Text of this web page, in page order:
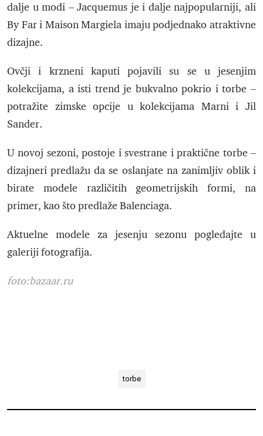
dalje u modi – Jacquemus je i dalje najpopularniji, ali
By Far i Maison Margiela imaju podjednako atraktivne
dizajne.
Ovčji i krzneni kaputi pojavili su se u jesenjim
kolekcijama, a isti trend je bukvalno pokrio i torbe –
potražite zimske opcije u kolekcijama Marni i Jil
Sander.
U novoj sezoni, postoje i svestrane i praktične torbe –
dizajneri predlažu da se oslanjate na zanimljiv oblik i
birate modele različitih geometrijskih formi, na
primer, kao što predlaže Balenciaga.
Aktuelne modele za jesenju sezonu pogledajte u
galeriji fotografija.
foto:bazaar.ru
torbe